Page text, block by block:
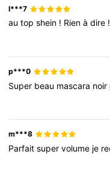
l***7
autopshein ! Rienàdire
p***0
Super beau mascara noir
m***8
Parfaitsupervolume je